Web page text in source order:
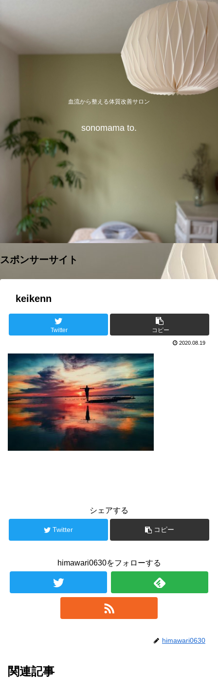
血流から整える体質改善サロン
sonomama to.
スポンサーサイト
keikenn
Twitter コピー
2020.08.19
シェアする
Twitter コピー
himawari0630をフォローする
himawari0630
関連記事